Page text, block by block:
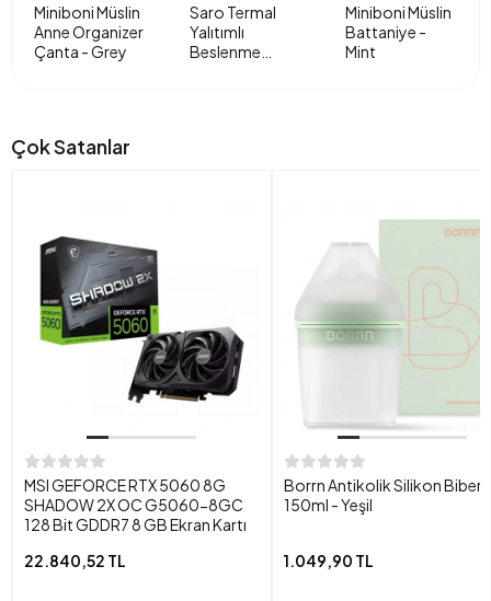
Miniboni Müslin
Anne Organizer
Çanta - Grey
Saro Termal
Yalıtımlı
Beslenme
Miniboni Müslin
Battaniye -
Mint
Çok Satanlar
MSI GEFORCE RTX 5060 8G
SHADOW 2X OC G5060-8GC
128 Bit GDDR7 8 GB Ekran Kartı
22.840,52 TL
Borrn Antikolik Silikon
150ml - Yeşil
1.049,90 TL